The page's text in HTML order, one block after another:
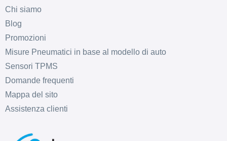
Chi siamo
Blog
Promozioni
Misure Pneumatici in base al modello di auto
Sensori TPMS
Domande frequenti
Mappa del sito
Assistenza clienti